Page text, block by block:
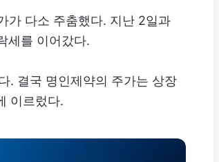
가 다소 주춤했다. 지난 2일과
세를 이어갔다.
. 결국 명인제약의 주가는 상장
이르렀다.